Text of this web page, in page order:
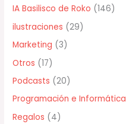
:IA Basilisco de Roko (146)
ilustraciones (29)
Marketing (3)
Otros (17)
Podcasts (20)
Programación e Informática
Regalos (4)